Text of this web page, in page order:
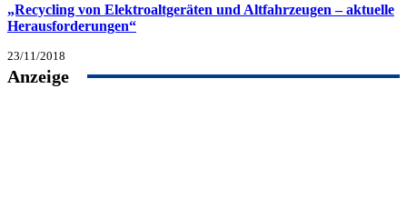
„Recycling von Elektroaltgeräten und Altfahrzeugen – aktuelle
Herausforderungen“
23/11/2018
Anzeige